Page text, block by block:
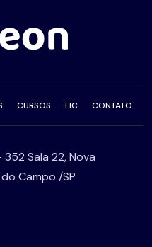
CURSOS FIC CONTATO
Sala 22, Nova
Campo /SP